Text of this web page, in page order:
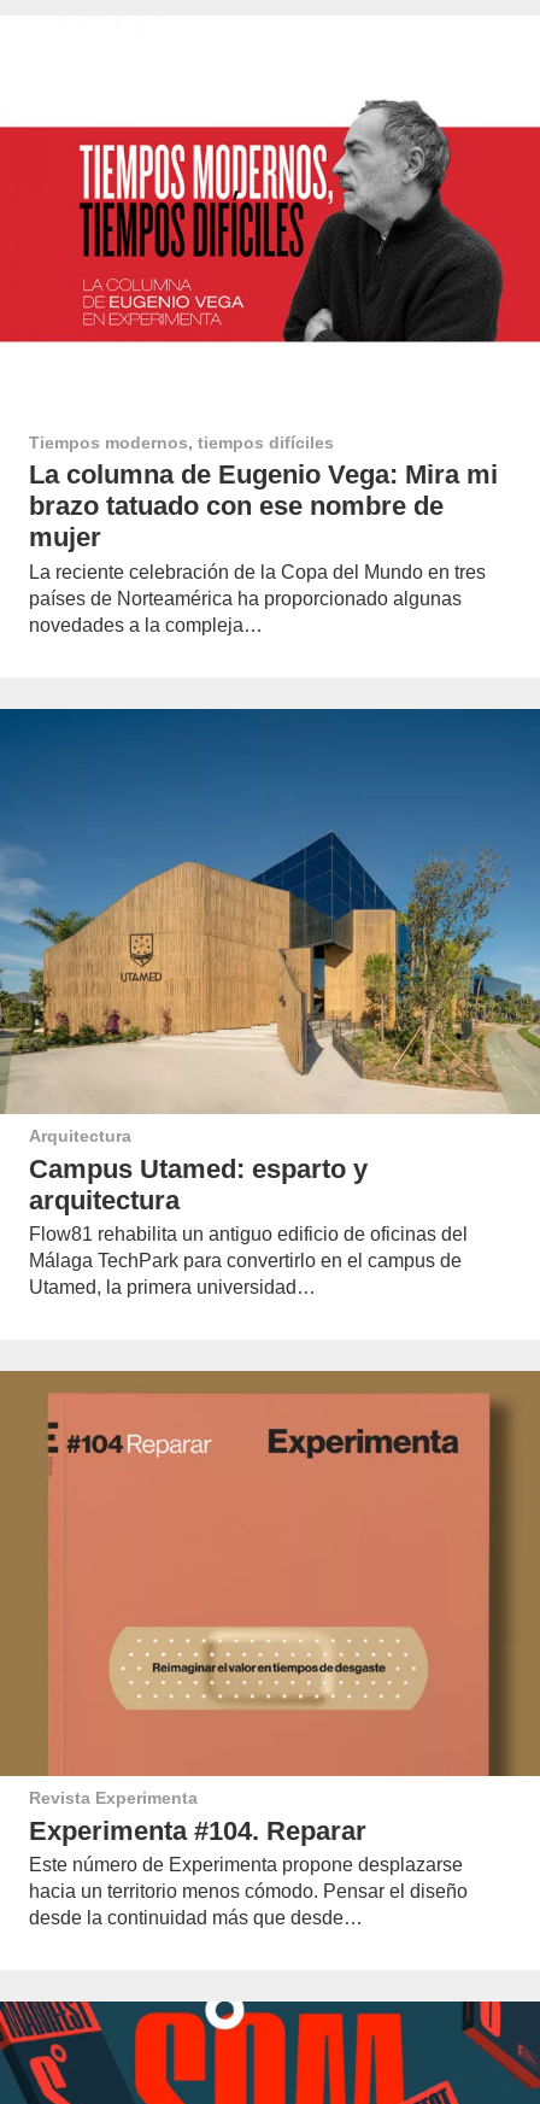
Tiempos modernos, tiempos difíciles
La columna de Eugenio Vega: Mira mi
brazo tatuado con ese nombre de
mujer
La reciente celebración de la Copa del Mundo en tres
países de Norteamérica ha proporcionado algunas
novedades a la compleja…
Arquitectura
Campus Utamed: esparto y
arquitectura
Flow81 rehabilita un antiguo edificio de oficinas del
Málaga TechPark para convertirlo en el campus de
Utamed, la primera universidad…
Revista Experimenta
Experimenta #104. Reparar
Este número de Experimenta propone desplazarse
hacia un territorio menos cómodo. Pensar el diseño
desde la continuidad más que desde…